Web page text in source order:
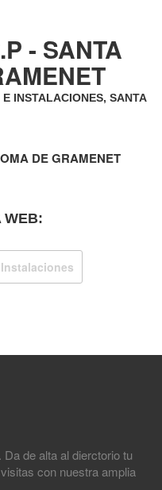
- SANTA
INSTALACIONES, SANTA
DE GRAMENET
WEB:
de alta al dierctorio tu
con nuestra amplia